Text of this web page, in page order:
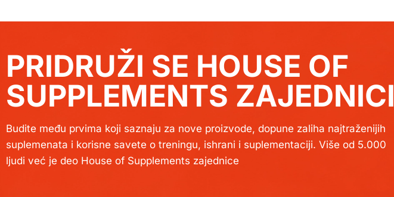
PRIDRUŽI SE HOUSE OF
SUPPLEMENTS ZAJEDNICI
Budite među prvima koji saznaju za nove proizvode, dopune zaliha najtraženijih
suplemenata i korisne savete o treningu, ishrani i suplementaciji. Više od 5.000
ljudi već je deo House of Supplements zajednice